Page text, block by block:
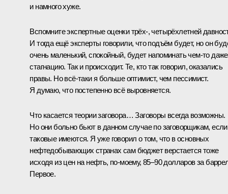
и намного хуже.
Вспомните экспертные оценки трёх-, четырёхлетней
И тогда ещё эксперты говорили, что подъём будет, но он
очень маленький, спокойный, будет напоминать чем‑то даже
стагнацию. Так и происходит. Те, кто так говорил, оказались
правы. Но всё‑таки я больше оптимист, чем пессимист.
Я думаю, что постепенно всё выровняется.
Что касается теории заговора… Заговоры всегда возможны.
Но они больно бьют в данном случае по заговорщикам, если
таковые имеются. Я уже говорил о том, что в основных
нефтедобывающих странах сам бюджет верстается тоже
исходя из цен на нефть, по‑моему, 85–90 долларов за
Первое.